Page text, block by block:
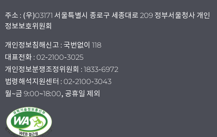
주소 : (우)03171 서울특별시 종로구 세종대로 209 정부서울청사 개인
정보보호위원회
개인정보침해신고 : 국번없이 118
대표전화 : 02-2100-3025
개인정보분쟁조정위원회 : 1833-6972
법령해석지원센터 : 02-2100-3043
월~금 9:00~18:00, 공휴일 제외